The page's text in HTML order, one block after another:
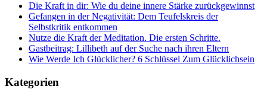
Die Kraft in dir: Wie du deine innere Stärke zurückgewinnst
Gefangen in der Negativität: Dem Teufelskreis der
Selbstkritik entkommen
Nutze die Kraft der Meditation. Die ersten Schritte.
Gastbeitrag: Lillibeth auf der Suche nach ihren Eltern
Wie Werde Ich Glücklicher? 6 Schlüssel Zum Glücklichsein
Kategorien